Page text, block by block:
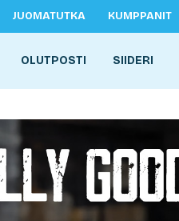
JUOMATUTKA KUMPPANIT
OLUTPOSTI SIIDERI